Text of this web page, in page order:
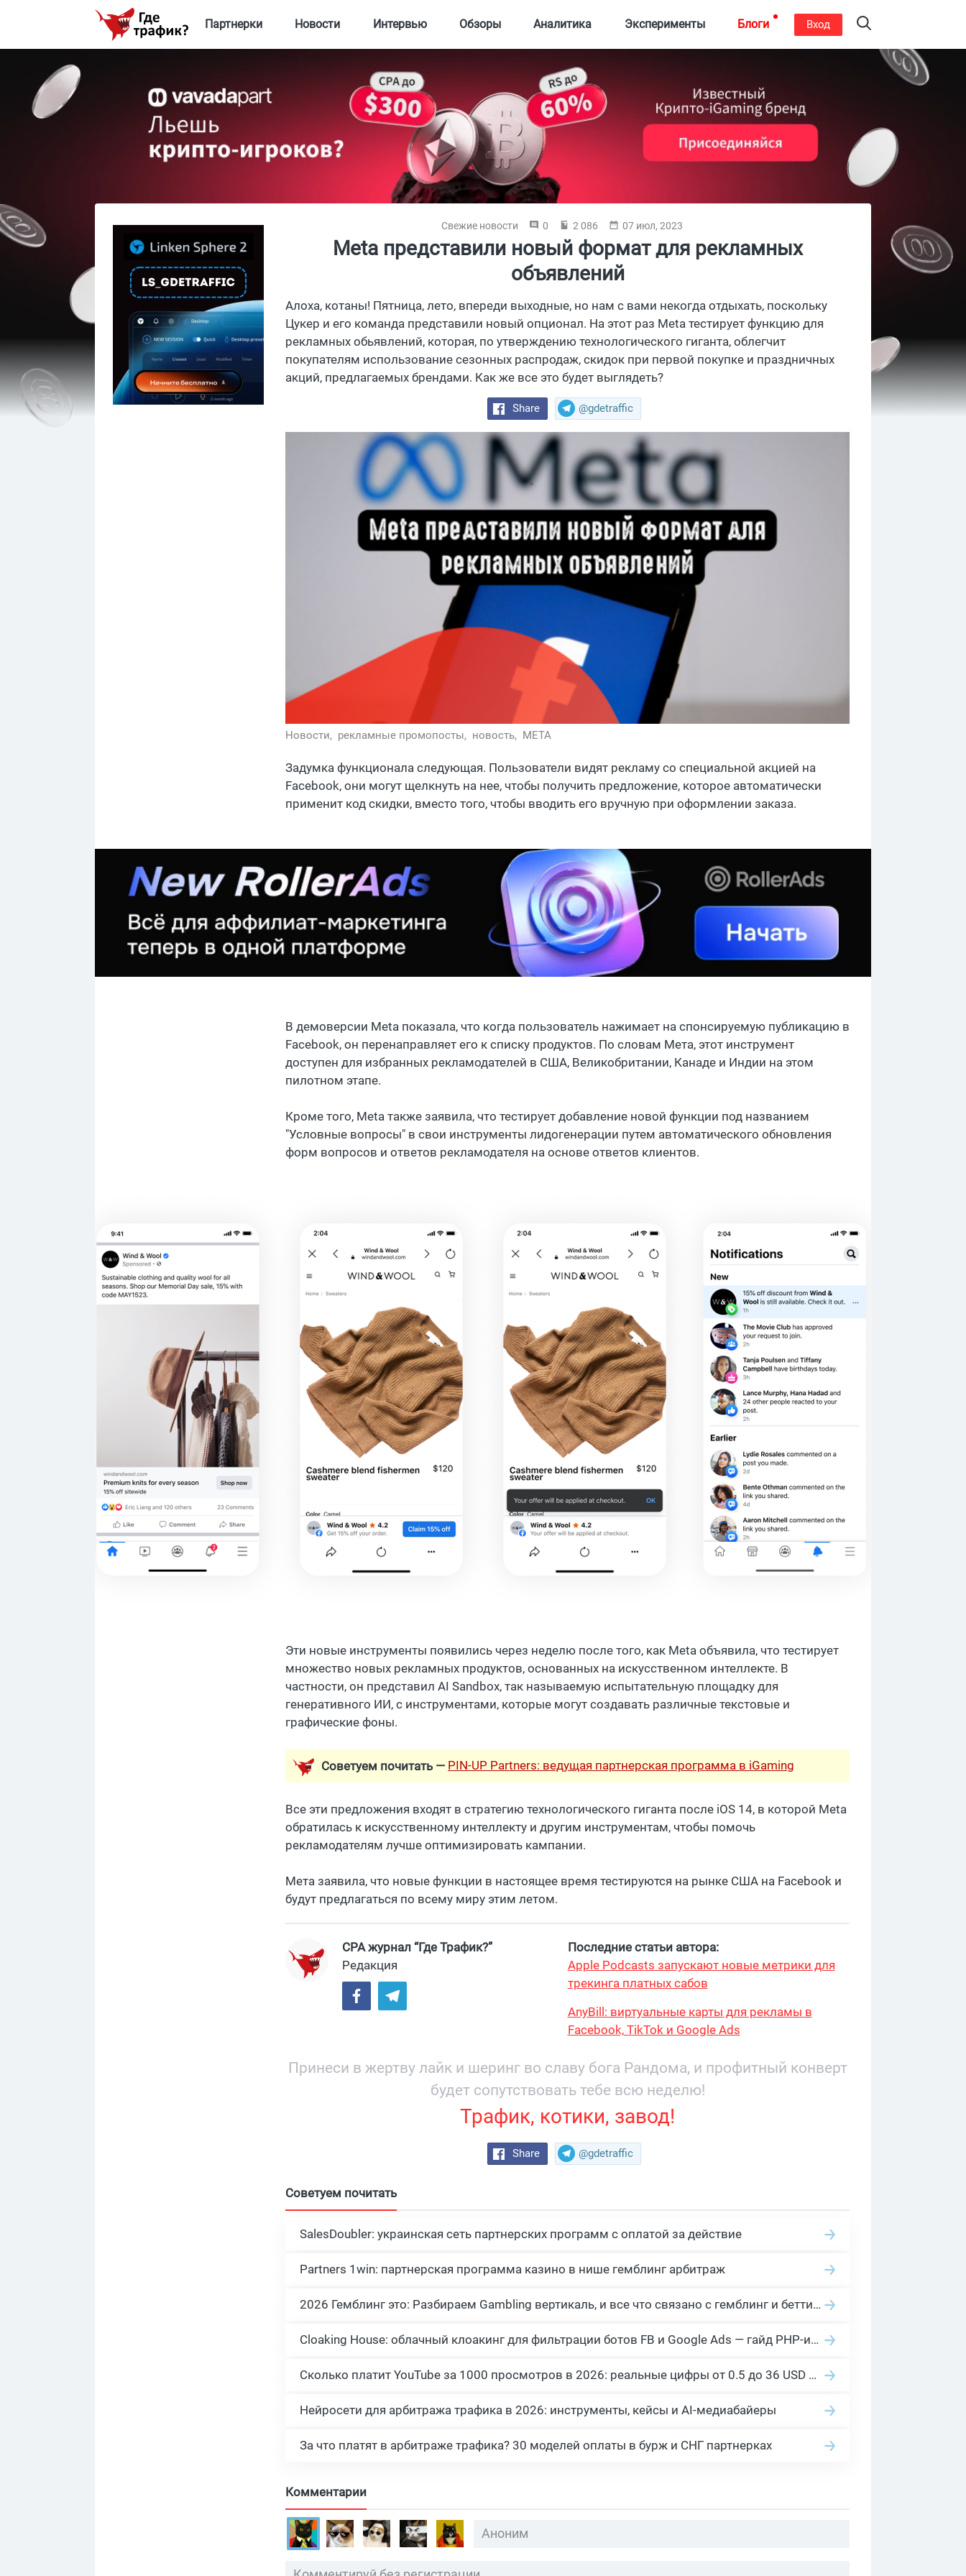
Партнерки Новости Интервью Обзоры Аналитика Эксперименты Блоги Вход
Свежие новости 0 2 086 07 июл, 2023
Meta представили новый формат для рекламных
объявлений
Алоха, котаны! Пятница, лето, впереди выходные, но нам с вами некогда отдыхать, поскольку
Цукер и его команда представили новый опционал. На этот раз Meta тестирует функцию для
рекламных обьявлений, которая, по утверждению технологического гиганта, облегчит
покупателям использование сезонных распродаж, скидок при первой покупке и праздничных
акций, предлагаемых брендами. Как же все это будет выглядеть?
Share @gdetraffic
Новости, рекламные промопосты, новость, META
Задумка функционала следующая. Пользователи видят рекламу со специальной акцией на
Facebook, они могут щелкнуть на нее, чтобы получить предложение, которое автоматически
применит код скидки, вместо того, чтобы вводить его вручную при оформлении заказа.
В демоверсии Meta показала, что когда пользователь нажимает на спонсируемую публикацию в
Facebook, он перенаправляет его к списку продуктов. По словам Мета, этот инструмент
доступен для избранных рекламодателей в США, Великобритании, Канаде и Индии на этом
пилотном этапе.
Кроме того, Meta также заявила, что тестирует добавление новой функции под названием
"Условные вопросы" в свои инструменты лидогенерации путем автоматического обновления
форм вопросов и ответов рекламодателя на основе ответов клиентов.
Эти новые инструменты появились через неделю после того, как Meta объявила, что тестирует
множество новых рекламных продуктов, основанных на искусственном интеллекте. В
частности, он представил AI Sandbox, так называемую испытательную площадку для
генеративного ИИ, с инструментами, которые могут создавать различные текстовые и
графические фоны.
Советуем почитать — PIN-UP Partners: ведущая партнерская программа в iGaming
Все эти предложения входят в стратегию технологического гиганта после iOS 14, в которой Meta
обратилась к искусственному интеллекту и другим инструментам, чтобы помочь
рекламодателям лучше оптимизировать кампании.
Мета заявила, что новые функции в настоящее время тестируются на рынке США на Facebook и
будут предлагаться по всему миру этим летом.
CPA журнал “Где Трафик?”
Редакция
Последние статьи автора:
Apple Podcasts запускают новые метрики для
трекинга платных сабов
AnyBill: виртуальные карты для рекламы в
Facebook, TikTok и Google Ads
Принеси в жертву лайк и шеринг во славу бога Рандома, и профитный конверт
будет сопутствовать тебе всю неделю!
Трафик, котики, завод!
Share @gdetraffic
Советуем почитать
SalesDoubler: украинская сеть партнерских программ с оплатой за действие
Partners 1win: партнерская программа казино в нише гемблинг арбитраж
2026 Гемблинг это: Разбираем Gambling вертикаль, и все что связано с гемблинг и беттинг офферами
Cloaking House: облачный клоакинг для фильтрации ботов FB и Google Ads — гайд PHP-интеграции 2026
Сколько платит YouTube за 1000 просмотров в 2026: реальные цифры от 0.5 до 36 USD по ГЕО
Нейросети для арбитража трафика в 2026: инструменты, кейсы и AI-медиабайеры
За что платят в арбитраже трафика? 30 моделей оплаты в бурж и СНГ партнерках
Комментарии